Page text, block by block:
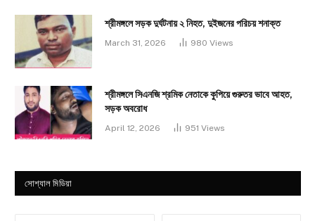
শ্রীমঙ্গলে সড়ক দুর্ঘটনায় ২ নিহত, দুইজনের পরিচয় শনাক্ত
March 31, 2026 980 Views
শ্রীমঙ্গলে সিএনজি শ্রমিক নেতাকে কুপিয়ে গুরুতর ভাবে আহত,
সড়ক অবরোধ
April 12, 2026 951 Views
সোশ্যাল মিডিয়া